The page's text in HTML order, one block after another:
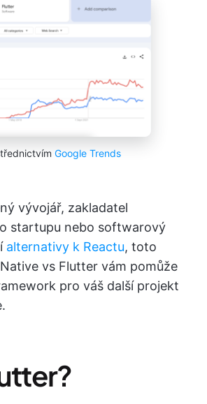
Google Trends
vývojář, zakladatel
startupu nebo softwarový
alternativy k Reactu, toto
vs Flutter vám pomůže
pro váš další projekt